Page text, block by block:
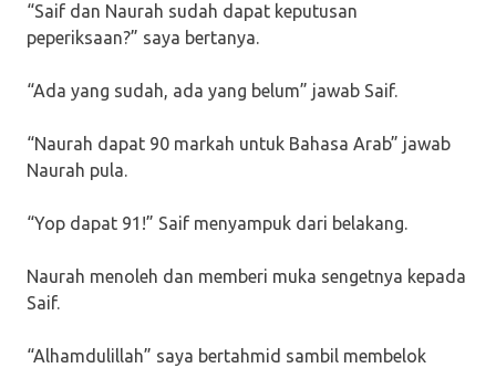
“Saif dan Naurah sudah dapat keputusan
peperiksaan?” saya bertanya.
“Ada yang sudah, ada yang belum” jawab Saif.
“Naurah dapat 90 markah untuk Bahasa Arab” jawab
Naurah pula.
“Yop dapat 91!” Saif menyampuk dari belakang.
Naurah menoleh dan memberi muka sengetnya kepada
Saif.
“Alhamdulillah” saya bertahmid sambil membelok